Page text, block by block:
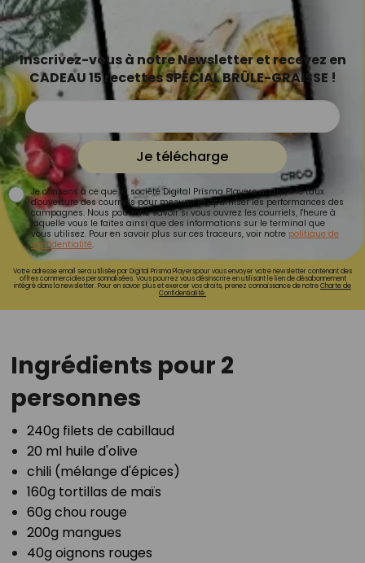
Inscrivez-vous à notre Newsletter et recevez en
CADEAU 15 recettes SPÉCIAL BRÛLE-GRAISSE !
Je télécharge
Je consens à ce que la société Digital Prisma Players analyse le taux
d'ouverture des courriels pour mesurer et optimiser les performances des
campagnes. Nous pourrons savoir si vous ouvrez les courriels, l'heure à
laquelle vous le faites ainsi que des informations sur le terminal que
vous utilisez. Pour en savoir plus sur ces traceurs, voir notre politique de
confidentialité.
Votre adresse email sera utilisée par Digital Prisma Playerspour vous envoyer votre newsletter contenant des
offres commerciales personnalisées. Vous pourrez vous désinscrire en utilisant le lien de désabonnement
intégré dans la newsletter. Pour en savoir plus et exercer vos droits, prenez connaissance de notreCharte de
Confidentialité.
Ingrédients pour 2
personnes
240g filets de cabillaud⁣
20 ml huile d'olive⁣
chili (mélange d'épices)⁣
160g tortillas de maïs⁣
60g chou rouge⁣
200g mangues⁣
40g oignons rouges⁣